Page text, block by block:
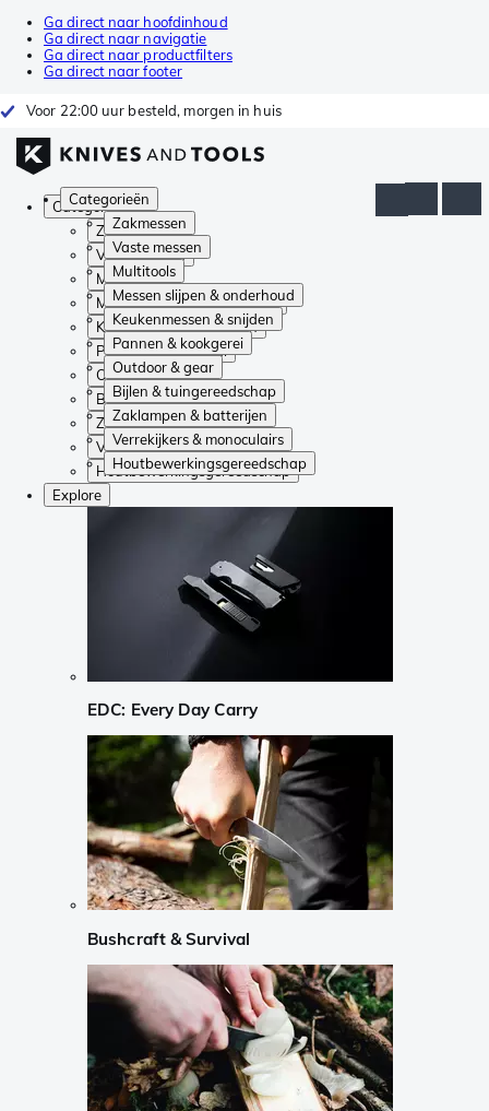
Ga direct naar hoofdinhoud
Ga direct naar navigatie
Ga direct naar productfilters
Ga direct naar footer
Voor 22:00 uur besteld, morgen in huis
Categorieën
Zakmessen
Vaste messen
Multitools
Messen slijpen & onderhoud
Keukenmessen & snijden
Pannen & kookgerei
Outdoor & gear
Bijlen & tuingereedschap
Zaklampen & batterijen
Verrekijkers & monoculairs
Houtbewerkingsgereedschap
Categorieën
Zakmessen
Vaste messen
Multitools
Messen slijpen & onderhoud
Keukenmessen & snijden
Pannen & kookgerei
Outdoor & gear
Bijlen & tuingereedschap
Zaklampen & batterijen
Verrekijkers & monoculairs
Houtbewerkingsgereedschap
Explore
EDC: Every Day Carry
Bushcraft & Survival